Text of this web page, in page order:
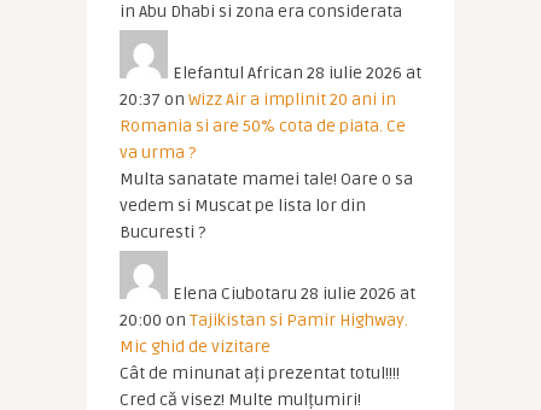
in Abu Dhabi si zona era considerata
Elefantul African 28 iulie 2026 at
20:37 on Wizz Air a implinit 20 ani in
Romania si are 50% cota de piata. Ce
va urma ?
Multa sanatate mamei tale! Oare o sa
vedem si Muscat pe lista lor din
Bucuresti ?
Elena Ciubotaru 28 iulie 2026 at
20:00 on Tajikistan si Pamir Highway.
Mic ghid de vizitare
Cât de minunat ați prezentat totul!!!!
Cred că visez! Multe mulțumiri!